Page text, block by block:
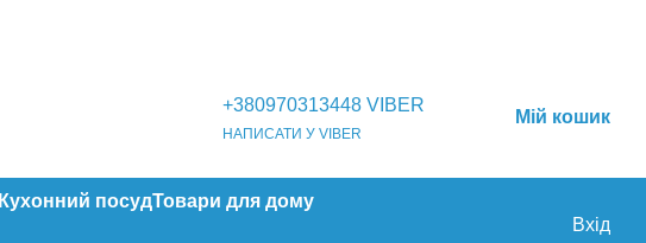
+380970313448 VIBER
НАПИСАТИ У VIBER
Мій кошик
Кухонний посудТовари для дому
Вхід